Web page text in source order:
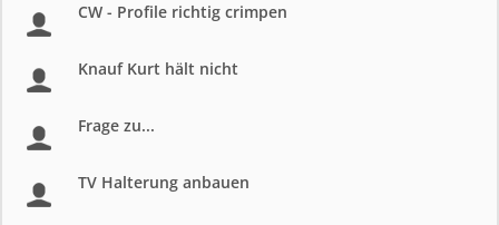
CW - Profile richtig crimpen
Knauf Kurt hält nicht
Frage zu...
TV Halterung anbauen